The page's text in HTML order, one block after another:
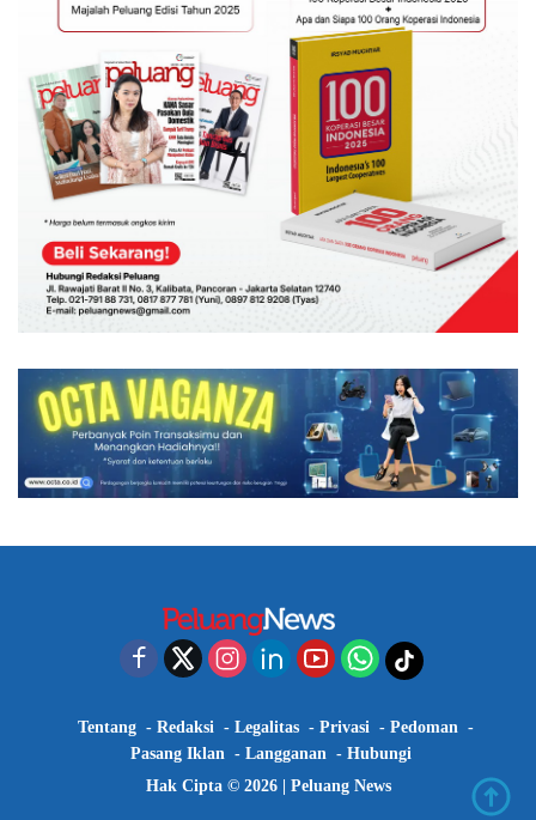
Tentang Redaksi Legalitas Privasi
Pedoman
Pasang Iklan
Langganan
Hubungi
Hak Cipta © 2026 | Peluang News